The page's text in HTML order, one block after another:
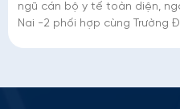
ngũ cán bộ y tế toàn diện,
Nai -2 phối hợp cùng Trường